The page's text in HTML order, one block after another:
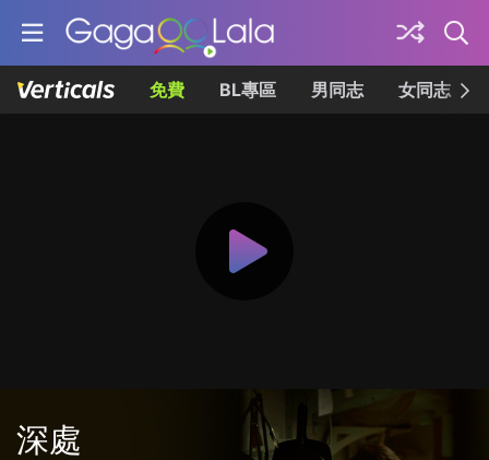
免費 BL專區 男同志 女同志
深處